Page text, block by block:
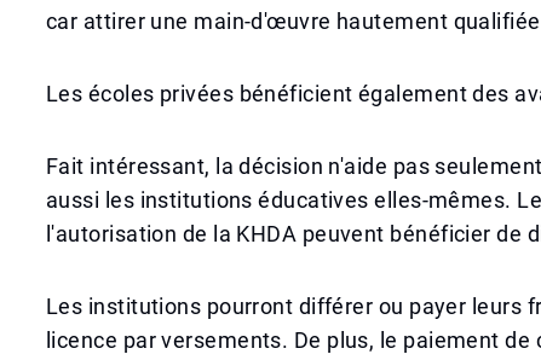
car attirer une main-d'œuvre hautement
Les écoles privées bénéficient également des
Fait intéressant, la décision n'aide pas
aussi les institutions éducatives elles-mêmes.
l'autorisation de la KHDA peuvent bénéficier de
Les institutions pourront différer ou payer leurs
licence par versements. De plus, le paiement